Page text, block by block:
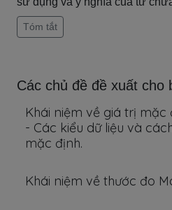
Tóm tắt
Các chủ đề đề xuất cho
Khái niệm về giá trị
- Các kiểu dữ liệu và
mặc định.
Khái niệm về thước đo